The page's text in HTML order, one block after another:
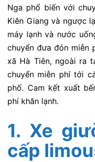
Nga phổ biến với
Kiên Giang và ngược
máy lạnh và nước
chuyển đưa đón miễn
xã Hà Tiên, ngoài ra
chuyển miễn phí tới
phố. Cam kết xuất
phí khăn lạnh.
1. Xe
cấp